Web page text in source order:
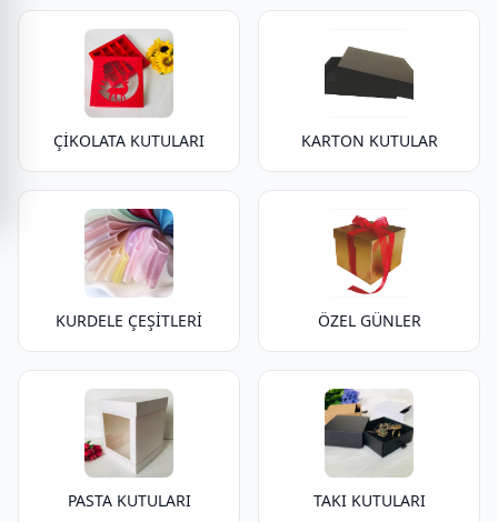
ÇİKOLATA KUTULARI KARTON KUTULAR
KURDELE ÇEŞİTLERİ ÖZEL GÜNLER
PASTA KUTULARI TAKI KUTULARI